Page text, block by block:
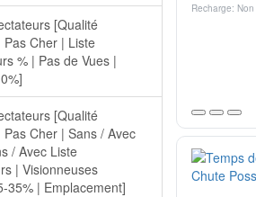
[Qualité
Pas Cher | Liste
% | Pas de Vues |
[Qualité
Pas Cher | Sans / Avec
/ Avec Liste
| Visionneuses
35% | Emplacement]
Recharge: